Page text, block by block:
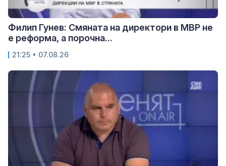
Филип Гунев: Смяната на директори в МВР не
е реформа, а порочна...
21:25 • 07.08.26